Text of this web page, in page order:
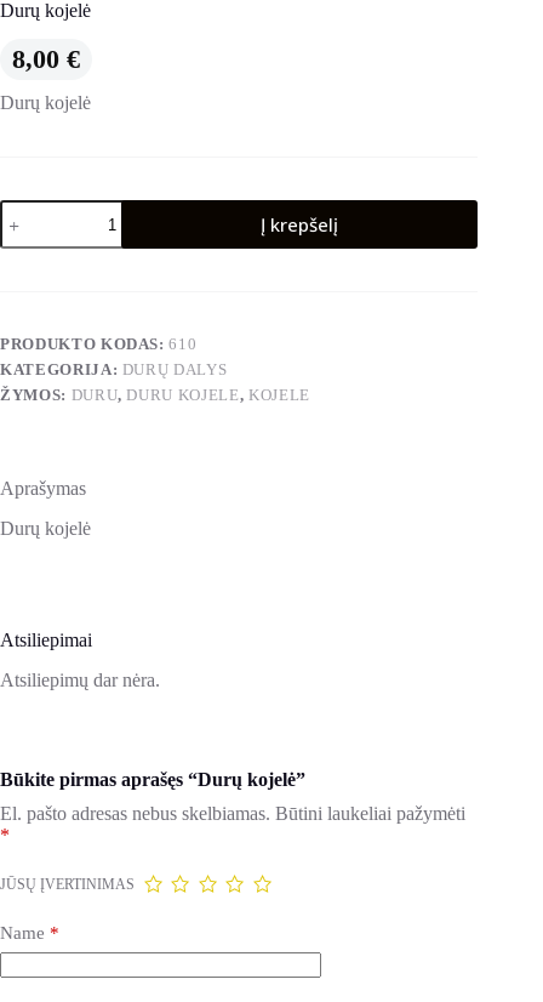
Durų kojelė
8,00 €
Durų kojelė
produkto
kiekis:
Durų
Į krepšelį
PRODUKTO KODAS:610
KATEGORIJA: DURŲ DALYS
ŽYMOS: DURU,DURU KOJELE, KOJELE
Aprašymas
Durų kojelė
Atsiliepimai
Atsiliepimų dar nėra.
Būkite pirmas aprašęs “Durų kojelė”
El. pašto adresas nebus skelbiamas. Būtini laukeliai pažymėti
*
JŪSŲ ĮVERTINIMAS
Name *